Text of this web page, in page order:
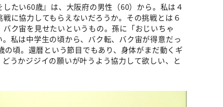
たい60歳』は、大阪府の男性（60）から。私は４
に協力してもらえないだろうか。その挑戦とは６
ク宙を見せたいというもの。孫に「おじいちゃ
私は中学生の頃から、バク転、バク宙が得意だっ
頃。還暦という節目でもあり、身体がまだ動くギ
うかジジイの願いが叶うよう協力して欲しい、と